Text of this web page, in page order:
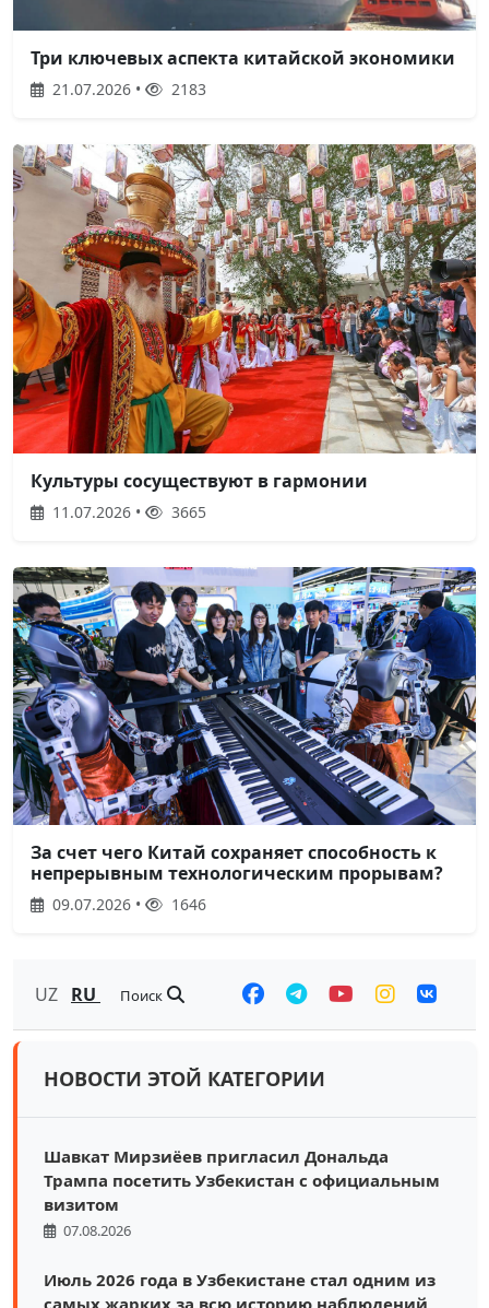
Три ключевых аспекта китайской экономики
21.07.2026 • 2183
Культуры сосуществуют в гармонии
11.07.2026 • 3665
За счет чего Китай сохраняет способность к
непрерывным технологическим прорывам?
09.07.2026 • 1646
UZ RU Поиск
НОВОСТИ ЭТОЙ КАТЕГОРИИ
Шавкат Мирзиёев пригласил Дональда
Трампа посетить Узбекистан с официальным
визитом
07.08.2026
Июль 2026 года в Узбекистане стал одним из
самых жарких за всю историю наблюдений